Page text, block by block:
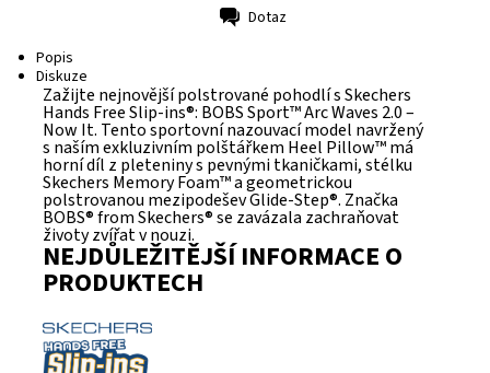
Dotaz
Popis
Diskuze
Zažijte nejnovější polstrované pohodlí s Skechers
Hands Free Slip-ins®: BOBS Sport™ Arc Waves 2.0 –
Now It. Tento sportovní nazouvací model navržený
s naším exkluzivním polštářkem Heel Pillow™ má
horní díl z pleteniny s pevnými tkaničkami, stélku
Skechers Memory Foam™ a geometrickou
polstrovanou mezipodešev Glide-Step®. Značka
BOBS® from Skechers® se zavázala zachraňovat
životy zvířat v nouzi.
NEJDŮLEŽITĚJŠÍ INFORMACE O
PRODUKTECH